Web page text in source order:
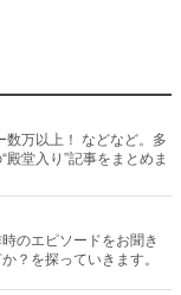
万以上！ などなど。多
堂入り”記事をまとめま
のエピソードをお聞き
？を探っていきます。